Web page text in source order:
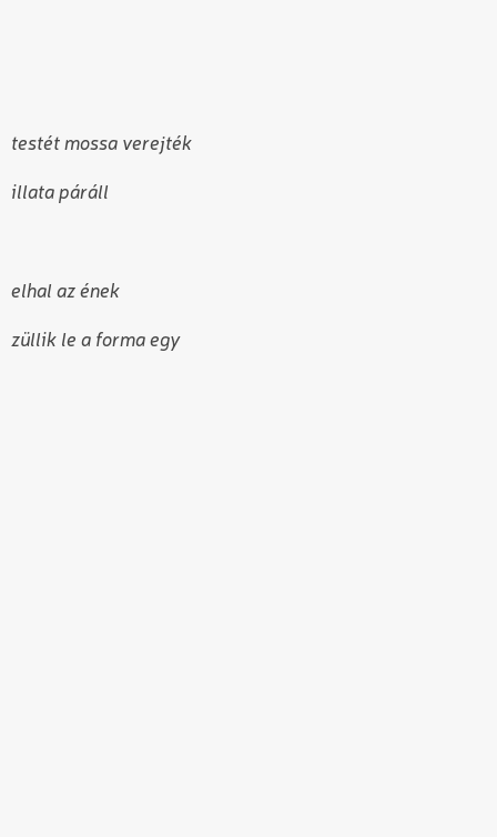
testét mossa verejték
illata páráll
elhal az ének
züllik le a forma egy